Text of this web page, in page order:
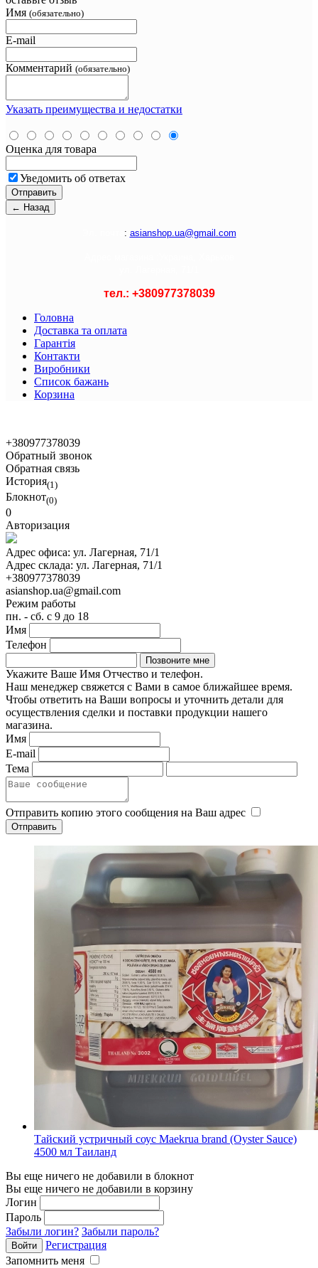
Имя (обязательно)
E-mail
Комментарий (обязательно)
Указать преимущества и недостатки
Оценка для товара
Уведомить об ответах
: asianshop.ua@gmail.com
тел.: +380977378039
Головна
Доставка та оплата
Гарантія
Контакти
Виробники
Список бажань
Корзина
+380977378039
Обратный звонок
Обратная связь
История(1)
Блокнот(0)
0
Авторизация
Адрес офиса: ул. Лагерная, 71/1
Адрес склада: ул. Лагерная, 71/1
+380977378039
asianshop.ua@gmail.com
Режим работы
пн. - сб. с 9 до 18
Имя
Телефон
Укажите Ваше Имя Отчество и телефон.
Наш менеджер свяжется с Вами в самое ближайшее время.
Чтобы ответить на Ваши вопросы и уточнить детали для
осуществления сделки и поставки продукции нашего
магазина.
Имя
E-mail
Тема
Отправить копию этого сообщения на Ваш адрес
Тайский устричный соус Maekrua brand (Oyster Sauce)
4500 мл Таиланд
Вы еще ничего не добавили в блокнот
Вы еще ничего не добавили в корзину
Логин
Пароль
Забыли логин? Забыли пароль?
Регистрация
Запомнить меня